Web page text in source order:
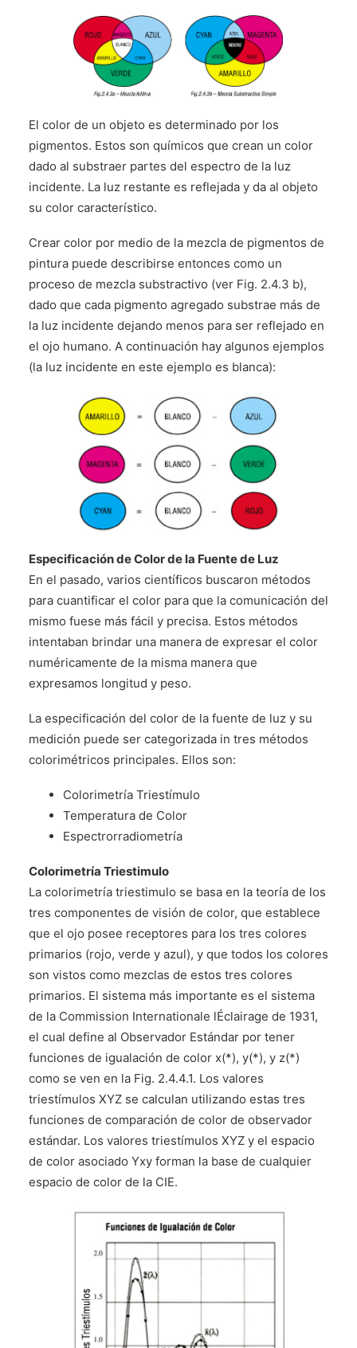
El color de un objeto es determinado por los
pigmentos. Estos son químicos que crean un color
dado al substraer partes del espectro de la luz
incidente. La luz restante es reflejada y da al objeto
su color característico.
Crear color por medio de la mezcla de pigmentos de
pintura puede describirse entonces como un
proceso de mezcla substractivo (ver Fig. 2.4.3 b),
dado que cada pigmento agregado substrae más de
la luz incidente dejando menos para ser reflejado en
el ojo humano. A continuación hay algunos ejemplos
(la luz incidente en este ejemplo es blanca):
Especificación de Color de la Fuente de Luz
En el pasado, varios científicos buscaron métodos
para cuantificar el color para que la comunicación del
mismo fuese más fácil y precisa. Estos métodos
intentaban brindar una manera de expresar el color
numéricamente de la misma manera que
expresamos longitud y peso.
La especificación del color de la fuente de luz y su
medición puede ser categorizada in tres métodos
colorimétricos principales. Ellos son:
Colorimetría Triestímulo
Temperatura de Color
Espectrorradiometría
Colorimetría Triestimulo
La colorimetría triestimulo se basa en la teoría de los
tres componentes de visión de color, que establece
que el ojo posee receptores para los tres colores
primarios (rojo, verde y azul), y que todos los colores
son vistos como mezclas de estos tres colores
primarios. El sistema más importante es el sistema
de la Commission Internationale lÉclairage de 1931,
el cual define al Observador Estándar por tener
funciones de igualación de color x(*), y(*), y z(*)
como se ven en la Fig. 2.4.4.1. Los valores
triestímulos XYZ se calculan utilizando estas tres
funciones de comparación de color de observador
estándar. Los valores triestímulos XYZ y el espacio
de color asociado Yxy forman la base de cualquier
espacio de color de la CIE.